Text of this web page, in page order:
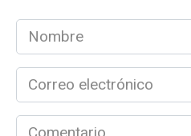
Nombre
*
Correo
electrónico
*Comentario